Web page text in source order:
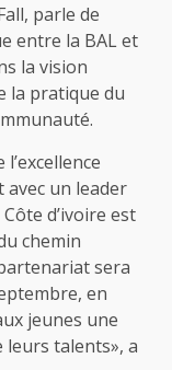
parle de
entre la BAL et
la vision
la pratique du
un leader
d’ivoire est
chemin
sera
en
jeunes une
talents», a